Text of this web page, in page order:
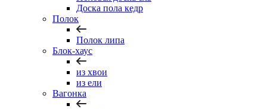
Доска пола кедр
Полок
Полок липа
Блок-хаус
из хвои
из ели
Вагонка